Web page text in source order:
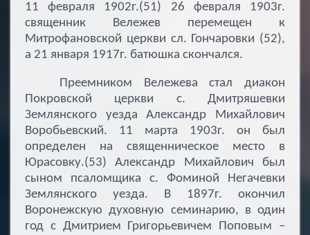
11 февраля 1902г.(51) 26 февраля 1903г.
священник Вележев перемещен к
Митрофановской церкви сл. Гончаровки (52),
а 21 января 1917г. батюшка скончался.
Преемником Вележева стал диакон
Покровской церкви с. Дмитряшевки
Землянского уезда Александр Михайлович
Воробьевский. 11 марта 1903г. он был
определен на священническое место в
Юрасовку.(53) Александр Михайлович был
сыном псаломщика с. Фоминой Негачевки
Землянского уезда. В 1897г. окончил
Воронежскую духовную семинарию, в один
год с Дмитрием Григорьевичем Поповым –